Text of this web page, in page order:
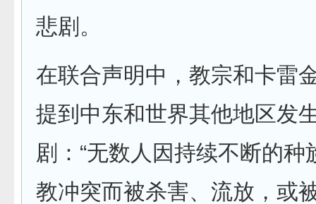
悲剧。
在联合声明中，教宗和卡雷
提到中东和世界其他地区发
剧：“无数人因持续不断的种
教冲突而被杀害、流放，或